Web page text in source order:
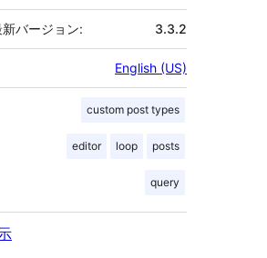
バージョン: 3.3.2
English (US)
custom post types
editor loop posts
query